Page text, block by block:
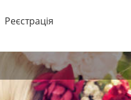
Реєстрація